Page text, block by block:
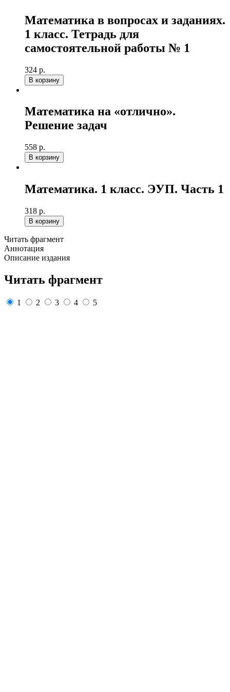
Математика в вопросах и заданиях.
1 класс. Тетрадь для
самостоятельной работы № 1
324 р.
В корзину
Математика на «отлично».
Решение задач
558 р.
В корзину
Математика. 1 класс. ЭУП. Часть 1
318 р.
В корзину
Читать фрагмент
Аннотация
Описание издания
Читать фрагмент
1 2 3 4 5